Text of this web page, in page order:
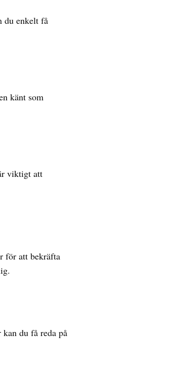
du enkelt få
känt som
viktigt att
för att bekräfta
du få reda på